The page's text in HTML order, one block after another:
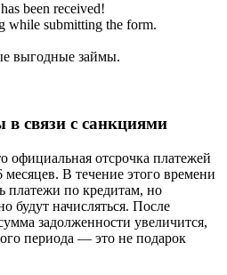
been received!
while submitting the form.
выгодные займы.
связи с санкциями
отсрочка платежей
В течение этого времени
платежи по кредитам, но
будут начисляться. После
задолженности увеличится,
периода — это не подарок